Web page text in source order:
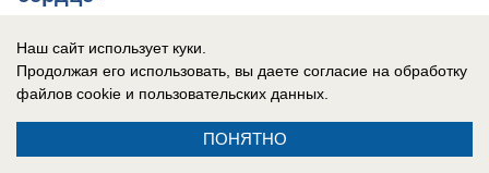
стать его женой.
Наш сайт использует куки.
Продолжая его использовать, вы даете согласие на обработку
файлов cookie и пользовательских данных.
ПОНЯТНО